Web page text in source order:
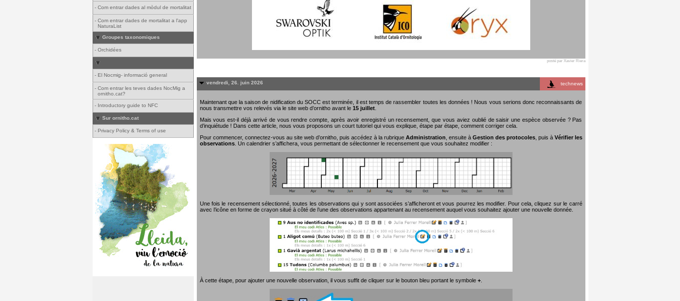
- Com entrar dades al mòdul de mortalitat
- Com entrar dades de mortalitat a l'app
NaturaList
Groupes taxonomiques
- Orchidées
- El Nocmig- informació general
- Com entrar les teves dades NocMig a
ornitho.cat?
- Introductory guide to NFC
Sur ornitho.cat
- Privacy Policy & Terms of use
posté par Xavier Riera
vendredi, 26. juin 2026 technews
Maintenant que la saison de nidification du SOCC est terminée, il est temps de rassembler toutes les données ! Nous vous serions donc reconnaissants de
nous transmettre vos relevés via le site web d’ornitho avant le 15 juillet.
Mais vous est-il déjà arrivé de vous rendre compte, après avoir enregistré un recensement, que vous aviez oublié de saisir une espèce observée ? Pas
d’inquiétude ! Dans cette article, nous vous proposons un court tutoriel qui vous explique, étape par étape, comment corriger cela.
Pour commencer, connectez-vous au site web d’ornitho, puis accédez à la rubrique Administration , ensuite à Gestion des protocoles, puis à Vérifier les
observations. Un calendrier s’affichera, vous permettant de sélectionner le recensement que vous souhaitez modifier :
Une fois le recensement sélectionné, toutes les observations qui y sont associées s’afficheront et vous pourrez les modifier. Pour cela, cliquez sur le carré
avec l’icône en forme de crayon situé à côté de l’une des observations appartenant au recensement auquel vous souhaitez ajouter une nouvelle donnée.
À cette étape, pour ajouter une nouvelle observation, il vous suffit de cliquer sur le bouton bleu portant le symbole +.